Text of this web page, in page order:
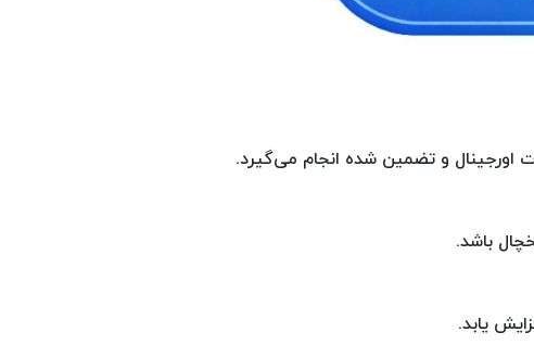
اورجینال و تضمین شده انجام می‌گیرد.
باشد.
یابد.